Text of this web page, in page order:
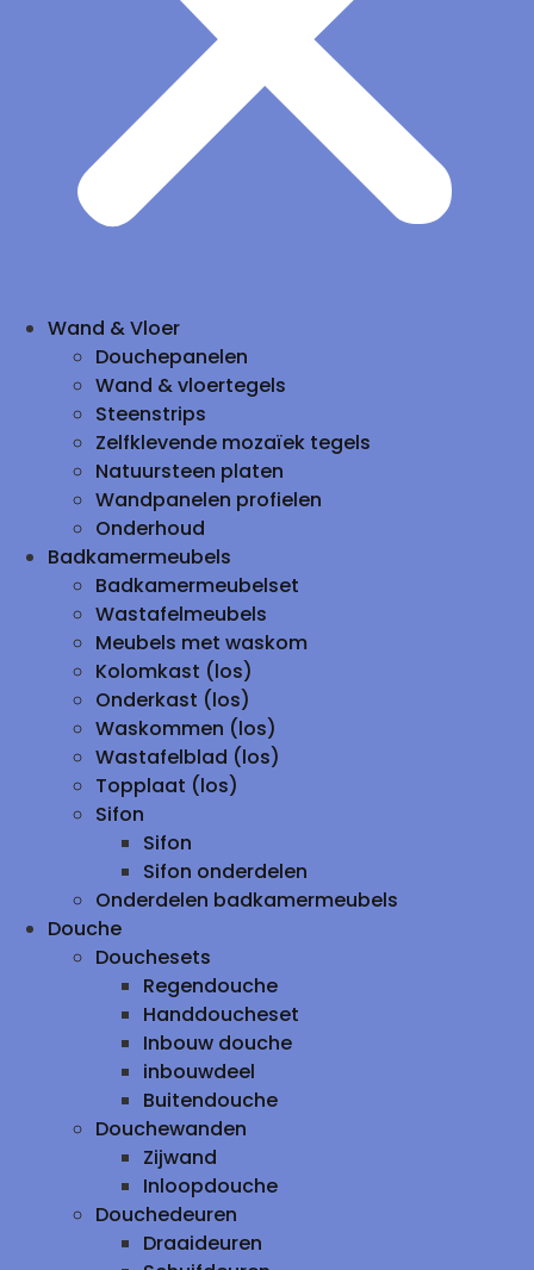
Wand & Vloer
Douchepanelen
Wand & vloertegels
Steenstrips
Zelfklevende mozaïek tegels
Natuursteen platen
Wandpanelen profielen
Onderhoud
Badkamermeubels
Badkamermeubelset
Wastafelmeubels
Meubels met waskom
Kolomkast (los)
Onderkast (los)
Waskommen (los)
Wastafelblad (los)
Topplaat (los)
Sifon
Sifon
Sifon onderdelen
Onderdelen badkamermeubels
Douche
Douchesets
Regendouche
Handdoucheset
Inbouw douche
inbouwdeel
Buitendouche
Douchewanden
Zijwand
Inloopdouche
Douchedeuren
Draaideuren